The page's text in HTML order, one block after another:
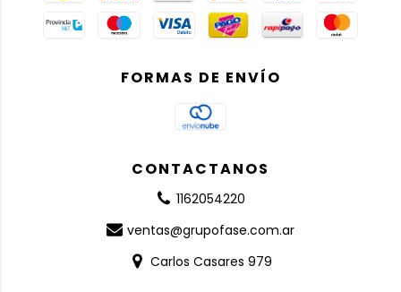
FORMAS DE ENVÍO
CONTACTANOS
1162054220
ventas@grupofase.com.ar
Carlos Casares 979